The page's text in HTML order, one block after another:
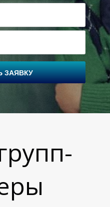
ЗАЯВКУ